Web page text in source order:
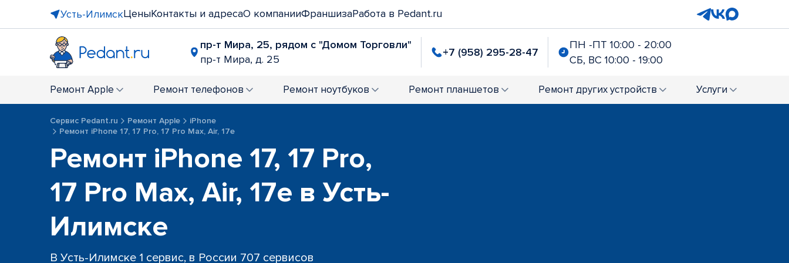
Усть-ИлимскЦеныКонтакты и адресаО компанииФраншизаРабота в Pedant.ru
пр-т Мира, 25, рядом с "Домом Торговли"
пр-т Мира, д. 25
+7 (958) 295-28-47
ПН -ПТ 10:00 - 20:00
СБ, ВС 10:00 - 19:00
Ремонт Apple Ремонт телефонов Ремонт ноутбуков Ремонт планшетов Ремонт других устройств Услуги
Сервис Pedant.ru Ремонт Apple
iPhone
Ремонт iPhone 17, 17 Pro, 17 Pro Max, Air, 17e
Ремонт iPhone 17, 17 Pro,
17 Pro Max, Air, 17e в Усть-
Илимске
В Усть-Илимске 1 сервис, в России 707 сервисов